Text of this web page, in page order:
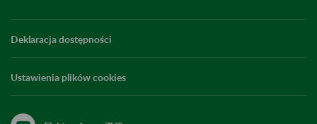
Deklaracja dostępności
Ustawienia plików cookies